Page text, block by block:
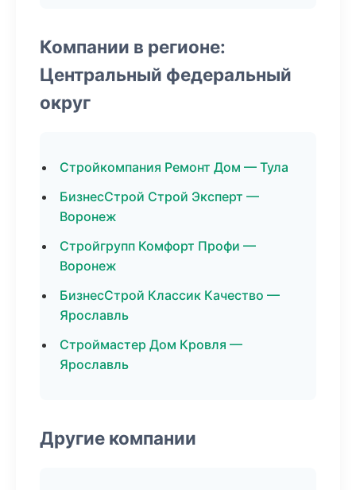
Компании в регионе:
Центральный федеральный
округ
Стройкомпания Ремонт Дом — Тула
БизнесСтрой Строй Эксперт —
Воронеж
Стройгрупп Комфорт Профи —
Воронеж
БизнесСтрой Классик Качество —
Ярославль
Строймастер Дом Кровля —
Ярославль
Другие компании